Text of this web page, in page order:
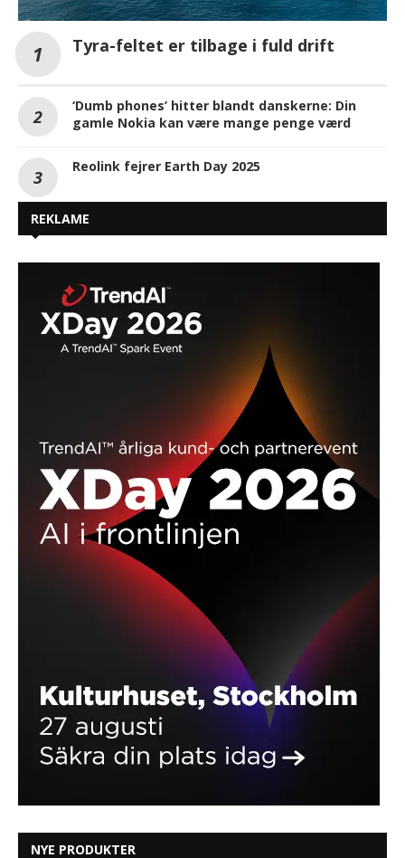
Tyra-feltet er tilbage i fuld drift
‘Dumb phones’ hitter blandt danskerne: Din
gamle Nokia kan være mange penge værd
Reolink fejrer Earth Day 2025
REKLAME
NYE PRODUKTER